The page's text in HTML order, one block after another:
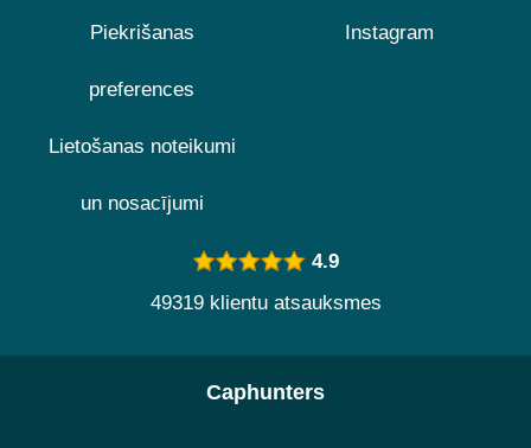
Piekrišanas
preferences
Lietošanas noteikumi
un nosacījumi
Instagram
4.9
49319 klientu atsauksmes
Caphunters